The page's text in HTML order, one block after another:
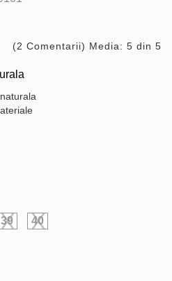
(2 Comentarii) Media: 5 din 5
39 40